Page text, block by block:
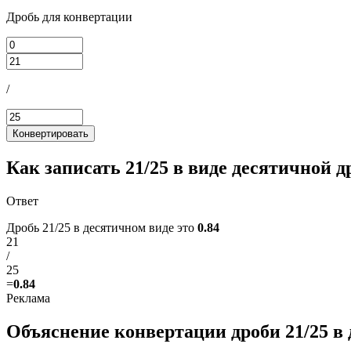
Дробь для конвертации
/
Конвертировать
Как записать 21/25 в виде десятичной
Ответ
Дробь 21/25 в десятичном виде это 0.84
21
/
25
=0.84
Объяснение конвертации дроби 21/25 в